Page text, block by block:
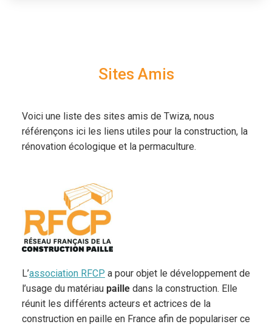
Sites Amis
Voici une liste des sites amis de Twiza, nous
référençons ici les liens utiles pour la construction, la
rénovation écologique et la permaculture.
L’association RFCP a pour objet le développement de
l’usage du matériau pailledans la construction. Elle
réunit les différents acteurs et actrices de la
construction en paille en France afin de populariser ce